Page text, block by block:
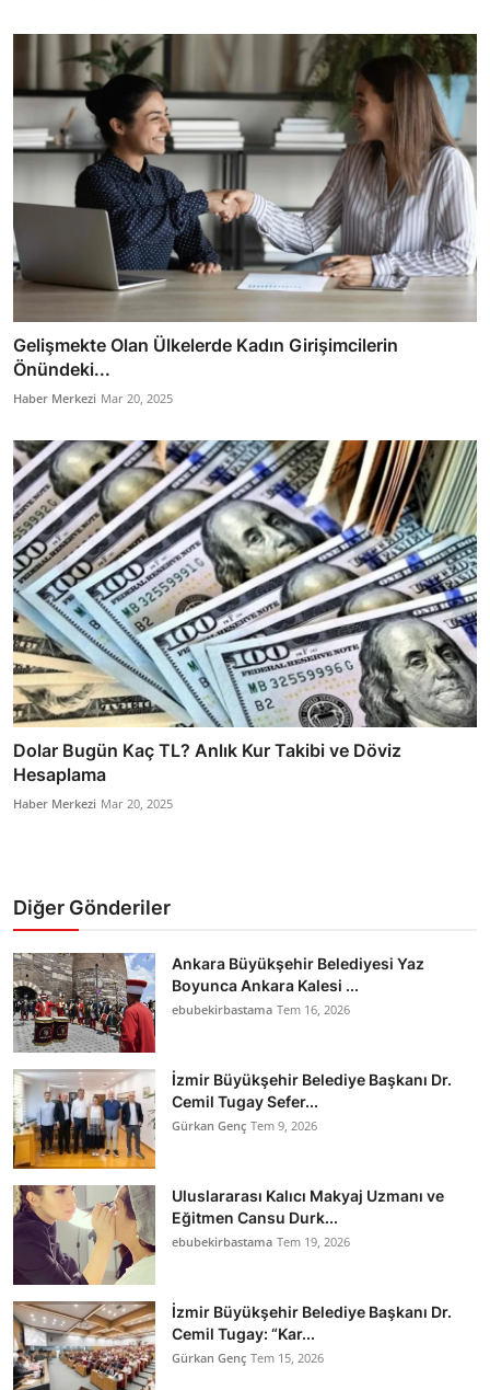
Gelişmekte Olan Ülkelerde Kadın Girişimcilerin
Önündeki...
Haber Merkezi Mar 20, 2025
Dolar Bugün Kaç TL? Anlık Kur Takibi ve Döviz
Hesaplama
Haber Merkezi Mar 20, 2025
Diğer Gönderiler
Ankara Büyükşehir Belediyesi Yaz
Boyunca Ankara Kalesi ...
ebubekirbastama Tem 16, 2026
İzmir Büyükşehir Belediye Başkanı Dr.
Cemil Tugay Sefer...
Gürkan Genç Tem 9, 2026
Uluslararası Kalıcı Makyaj Uzmanı ve
Eğitmen Cansu Durk...
ebubekirbastama Tem 19, 2026
İzmir Büyükşehir Belediye Başkanı Dr.
Cemil Tugay: “Kar...
Gürkan Genç Tem 15, 2026